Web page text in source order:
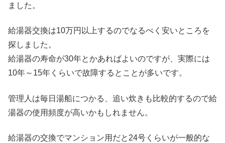
ました。
給湯器交換は10万円以上するのでなるべく安いところを
探しました。
給湯器の寿命が30年とかあればよいのですが、実際には
10年～15年くらいで故障するとことが多いです。
管理人は毎日湯船につかる、追い炊きも比較的するので給
湯器の使用頻度が高いかもしれません。
給湯器の交換でマンション用だと24号くらいが一般的な